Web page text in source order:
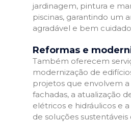
jardinagem, pintura e
piscinas, garantindo um
agradável e bem
Reformas e
Também oferecem
modernização de
projetos que envolvem
fachadas, a atualização
elétricos e hidráulicos e
de soluções sustentáveis